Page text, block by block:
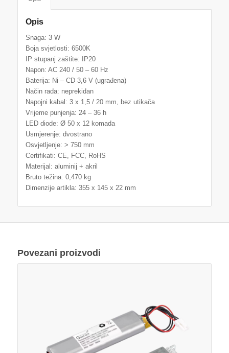
Opis
Snaga: 3 W
Boja svjetlosti: 6500K
IP stupanj zaštite: IP20
Napon: AC 240 / 50 – 60 Hz
Baterija: Ni – CD 3,6 V (ugrađena)
Način rada: neprekidan
Napojni kabal: 3 x 1,5 / 20 mm, bez utikača
Vrijeme punjenja: 24 – 36 h
LED diode: Ø 50 x 12 komada
Usmjerenje: dvostrano
Osvjetljenje: > 750 mm
Certifikati: CE, FCC, RoHS
Materijal: aluminij + akril
Bruto težina: 0,470 kg
Dimenzije artikla: 355 x 145 x 22 mm
Povezani proizvodi